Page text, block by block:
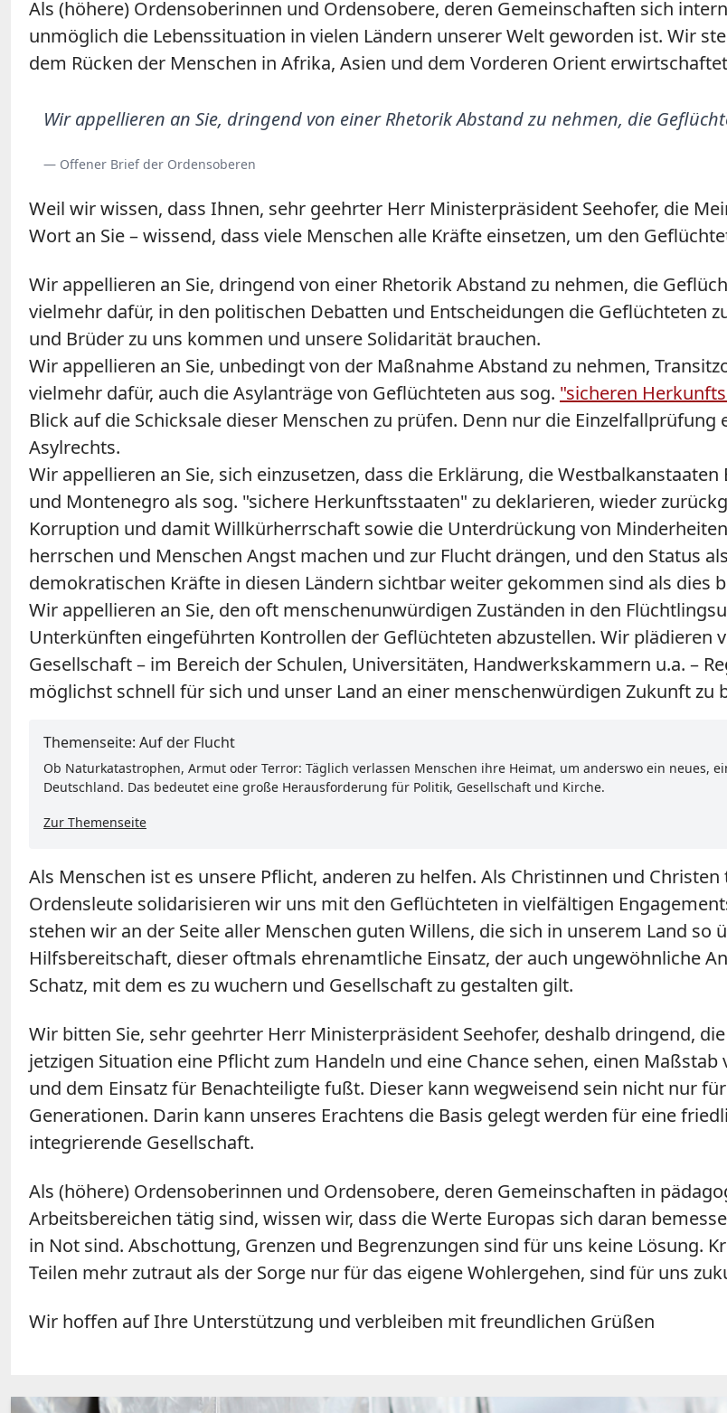
Als (höhere) Ordensoberinnen und Ordensobere, deren Gemeinschaften sich
unmöglich die Lebenssituation in vielen Ländern unserer Welt geworden ist. Wir
dem Rücken der Menschen in Afrika, Asien und dem Vorderen Orient
Wir appellieren an Sie, dringend von einer Rhetorik Abstand zu nehmen, die
— Offener Brief der Ordensoberen
Weil wir wissen, dass Ihnen, sehr geehrter Herr Ministerpräsident Seehofer, die
Wort an Sie – wissend, dass viele Menschen alle Kräfte einsetzen, um den
Wir appellieren an Sie, dringend von einer Rhetorik Abstand zu nehmen, die
vielmehr dafür, in den politischen Debatten und Entscheidungen die Geflüchteten
und Brüder zu uns kommen und unsere Solidarität brauchen.
Wir appellieren an Sie, unbedingt von der Maßnahme Abstand zu nehmen,
vielmehr dafür, auch die Asylanträge von Geflüchteten aus sog. "sicheren
Blick auf die Schicksale dieser Menschen zu prüfen. Denn nur die
Asylrechts.
Wir appellieren an Sie, sich einzusetzen, dass die Erklärung, die
und Montenegro als sog. "sichere Herkunftsstaaten" zu deklarieren, wieder
Korruption und damit Willkürherrschaft sowie die Unterdrückung von
herrschen und Menschen Angst machen und zur Flucht drängen, und den Status
demokratischen Kräfte in diesen Ländern sichtbar weiter gekommen sind als dies
Wir appellieren an Sie, den oft menschenunwürdigen Zuständen in den
Unterkünften eingeführten Kontrollen der Geflüchteten abzustellen. Wir plädieren
Gesellschaft – im Bereich der Schulen, Universitäten, Handwerkskammern u.a. –
möglichst schnell für sich und unser Land an einer menschenwürdigen Zukunft zu
Themenseite: Auf der Flucht
Ob Naturkatastrophen, Armut oder Terror: Täglich verlassen Menschen ihre Heimat, um anderswo ein neues,
Deutschland. Das bedeutet eine große Herausforderung für Politik, Gesellschaft und Kirche.
Zur Themenseite
Als Menschen ist es unsere Pflicht, anderen zu helfen. Als Christinnen und
Ordensleute solidarisieren wir uns mit den Geflüchteten in vielfältigen
stehen wir an der Seite aller Menschen guten Willens, die sich in unserem Land
Hilfsbereitschaft, dieser oftmals ehrenamtliche Einsatz, der auch ungewöhnliche
Schatz, mit dem es zu wuchern und Gesellschaft zu gestalten gilt.
Wir bitten Sie, sehr geehrter Herr Ministerpräsident Seehofer, deshalb dringend,
jetzigen Situation eine Pflicht zum Handeln und eine Chance sehen, einen
und dem Einsatz für Benachteiligte fußt. Dieser kann wegweisend sein nicht nur
Generationen. Darin kann unseres Erachtens die Basis gelegt werden für eine
integrierende Gesellschaft.
Als (höhere) Ordensoberinnen und Ordensobere, deren Gemeinschaften in
Arbeitsbereichen tätig sind, wissen wir, dass die Werte Europas sich daran
in Not sind. Abschottung, Grenzen und Begrenzungen sind für uns keine Lösung.
Teilen mehr zutraut als der Sorge nur für das eigene Wohlergehen, sind für uns
Wir hoffen auf Ihre Unterstützung und verbleiben mit freundlichen Grüßen